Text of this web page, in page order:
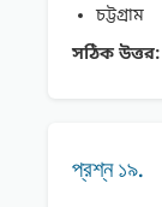
চট্টগ্রাম
সঠিক উত্তর:
প্রশ্ন ১৯.